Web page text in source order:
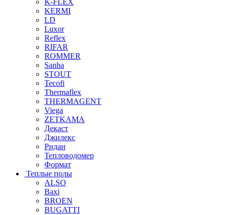
KERMI
LD
Luxor
Reflex
RIFAR
ROMMER
Sanha
STOUT
Tecofi
Thermaflex
THERMAGENT
Viega
ZETKAMA
Декаст
Джилекс
Ридан
Тепловодомер
Формат
Теплые полы
ALSO
Baxi
BROEN
BUGATTI